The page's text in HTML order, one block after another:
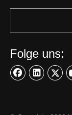
Folge uns: